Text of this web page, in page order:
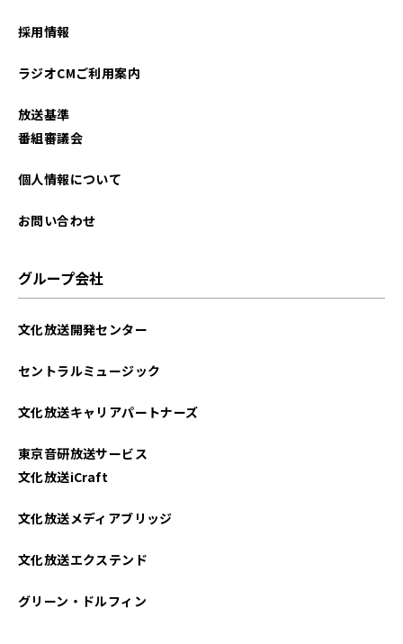
採用情報
ラジオCMご利用案内
放送基準
番組審議会
個人情報について
お問い合わせ
グループ会社
文化放送開発センター
セントラルミュージック
文化放送キャリアパートナーズ
東京音研放送サービス
文化放送iCraft
文化放送メディアブリッジ
文化放送エクステンド
グリーン・ドルフィン